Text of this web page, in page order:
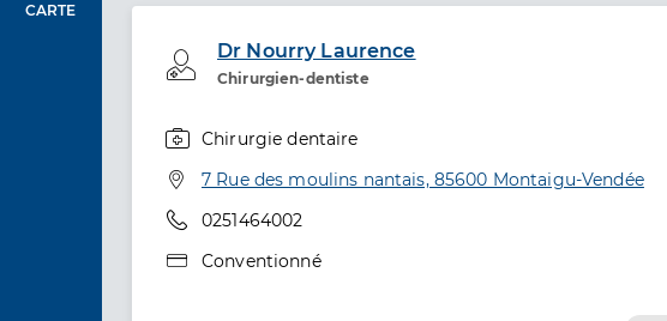
CARTE
Dr Nourry Laurence
Chirurgien-dentiste
Professionel de santé
Chirurgie dentaire
Adresse
7 Rue des moulins nantais, 85600 Montaigu-Vendée
Téléphone
0251464002
Type de convention
Conventionné